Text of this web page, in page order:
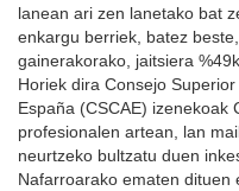
lanean ari zen lanetako bat
enkargu berriek, batez
gainerakorako, jaitsiera
Horiek dira Consejo
España (CSCAE) izenekoak
profesionalen artean, lan
neurtzeko bultzatu duen
Nafarroarako ematen dituen